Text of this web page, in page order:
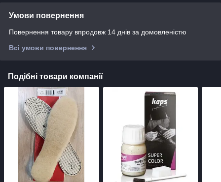
Умови повернення
Повернення товару впродовж 14 днів за домовленістю
Всі умови повернення
Подібні товари компанії